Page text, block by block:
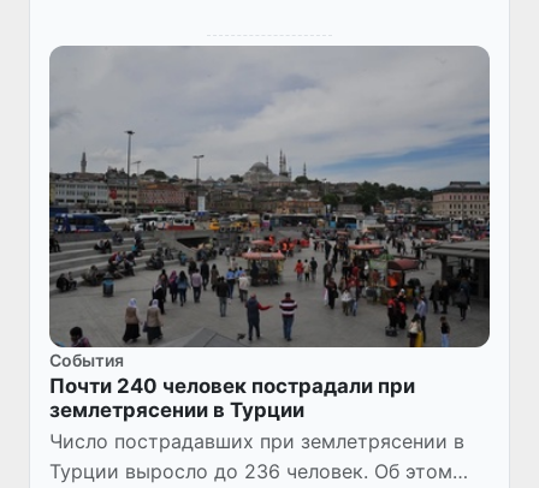
Cобытия
Почти 240 человек пострадали при
землетрясении в Турции
Число пострадавших при землетрясении в
Турции выросло до 236 человек. Об этом